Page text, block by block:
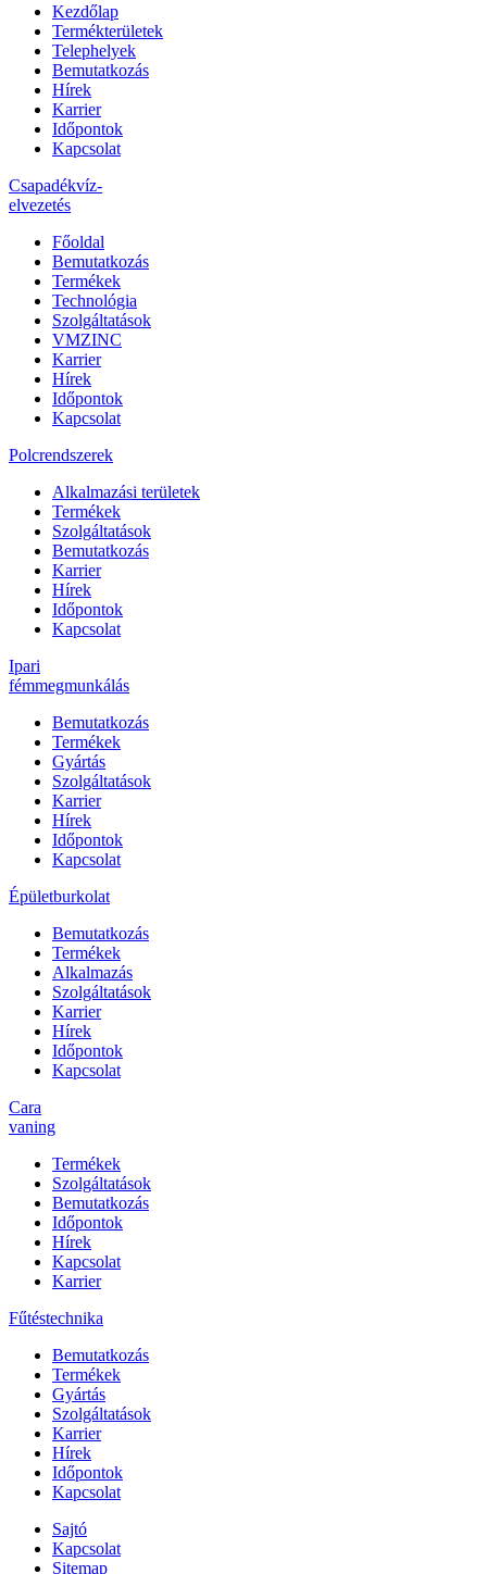
Kezdőlap
Termékterületek
Telephelyek
Bemutatkozás
Hírek
Karrier
Időpontok
Kapcsolat
Csapadékvíz-
elvezetés
Főoldal
Bemutatkozás
Termékek
Technológia
Szolgáltatások
VMZINC
Karrier
Hírek
Időpontok
Kapcsolat
Polcrendszerek
Alkalmazási területek
Termékek
Szolgáltatások
Bemutatkozás
Karrier
Hírek
Időpontok
Kapcsolat
Ipari
fémmegmunkálás
Bemutatkozás
Termékek
Gyártás
Szolgáltatások
Karrier
Hírek
Időpontok
Kapcsolat
Épületburkolat
Bemutatkozás
Termékek
Alkalmazás
Szolgáltatások
Karrier
Hírek
Időpontok
Kapcsolat
Cara
vaning
Termékek
Szolgáltatások
Bemutatkozás
Időpontok
Hírek
Kapcsolat
Karrier
Fűtéstechnika
Bemutatkozás
Termékek
Gyártás
Szolgáltatások
Karrier
Hírek
Időpontok
Kapcsolat
Sajtó
Kapcsolat
Sitemap